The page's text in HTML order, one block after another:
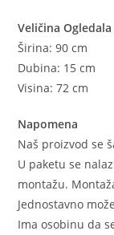
Veličina
Širina: 90 cm
Dubina: 15 cm
Visina: 72 cm
Napomena
Naš proizvod se
U paketu se
montažu.
Jednostavno
Ima osobinu da